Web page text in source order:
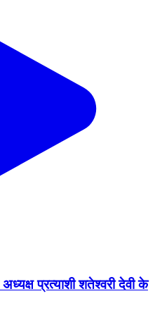
प्रत्याशी शतेश्वरी देवी के